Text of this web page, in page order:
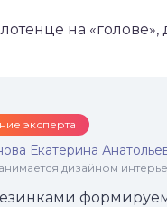
на
эксперта
Екатерина
дизайном
формируем